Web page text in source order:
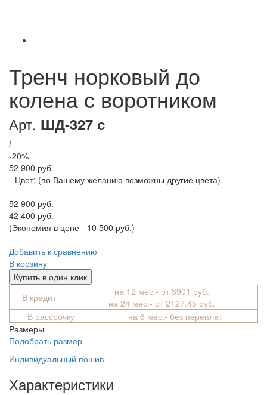
Тренч норковый до
колена с воротником
Арт. ШД-327 с
i
-20%
52 900 руб.
Цвет: (по Вашему желанию возможны другие цвета)
52 900 руб.
42 400 руб.
(Экономия в цене - 10 500 руб.)
Добавить к сравнению
В корзину
Купить в один клик
В кредит
на 12 мес.- от 3901 руб.
на 24 мес.- от 2127.45 руб.
В рассрочку
на 6 мес.- без переплат
Размеры
Подобрать размер
Индивидуальный пошив
Характеристики